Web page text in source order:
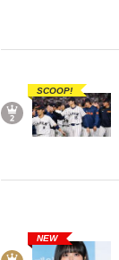
SCOOP!
NEW